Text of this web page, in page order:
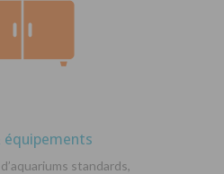
équipements
standards,